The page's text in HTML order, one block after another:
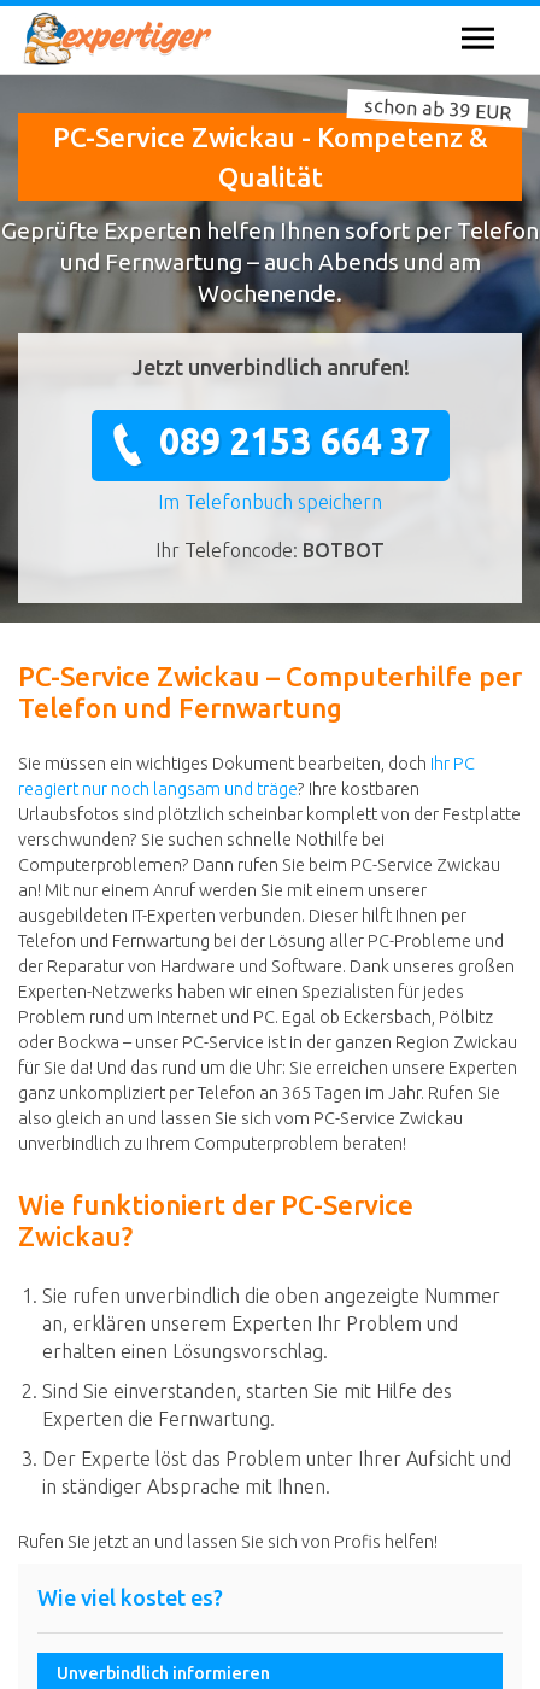
PC-Service Zwickau - Kompetenz &
Qualität
schon ab 39 EUR
Geprüfte Experten helfen Ihnen sofort per Telefon
und Fernwartung – auch Abends und am
Wochenende.
Jetzt unverbindlich anrufen!
089 2153 664 37
Im Telefonbuch speichern
Ihr Telefoncode: BOTBOT
PC-Service Zwickau – Computerhilfe per
Telefon und Fernwartung
Sie müssen ein wichtiges Dokument bearbeiten, doch Ihr PC
reagiert nur noch langsam und träge? Ihre kostbaren
Urlaubsfotos sind plötzlich scheinbar komplett von der Festplatte
verschwunden? Sie suchen schnelle Nothilfe bei
Computerproblemen? Dann rufen Sie beim PC-Service Zwickau
an! Mit nur einem Anruf werden Sie mit einem unserer
ausgebildeten IT-Experten verbunden. Dieser hilft Ihnen per
Telefon und Fernwartung bei der Lösung aller PC-Probleme und
der Reparatur von Hardware und Software. Dank unseres großen
Experten-Netzwerks haben wir einen Spezialisten für jedes
Problem rund um Internet und PC. Egal ob Eckersbach, Pölbitz
oder Bockwa – unser PC-Service ist in der ganzen Region Zwickau
für Sie da! Und das rund um die Uhr: Sie erreichen unsere Experten
ganz unkompliziert per Telefon an 365 Tagen im Jahr. Rufen Sie
also gleich an und lassen Sie sich vom PC-Service Zwickau
unverbindlich zu Ihrem Computerproblem beraten!
Wie funktioniert der PC-Service
Zwickau?
Sie rufen unverbindlich die oben angezeigte Nummer
an, erklären unserem Experten Ihr Problem und
erhalten einen Lösungsvorschlag.
Sind Sie einverstanden, starten Sie mit Hilfe des
Experten die Fernwartung.
Der Experte löst das Problem unter Ihrer Aufsicht und
in ständiger Absprache mit Ihnen.
Rufen Sie jetzt an und lassen Sie sich von Profis helfen!
Wie viel kostet es?
Unverbindlich informieren